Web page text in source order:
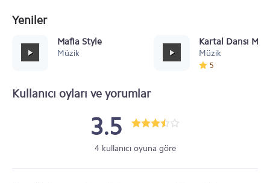
Yeniler
Mafia Style
Müzik
Kartal Dansı
Müzik
5
Kullanıcı oyları ve yorumlar
3.5
4 kullanıcı oyuna göre